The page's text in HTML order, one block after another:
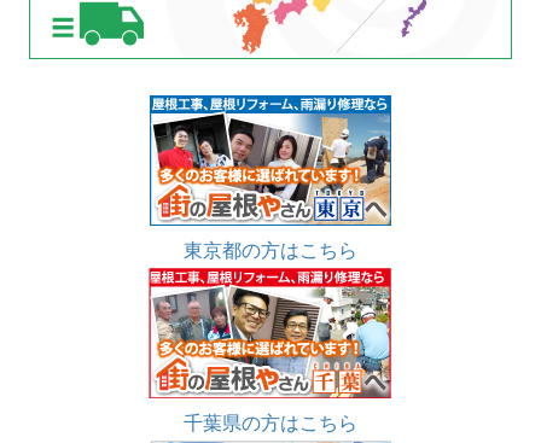
東京都の方はこちら
千葉県の方はこちら